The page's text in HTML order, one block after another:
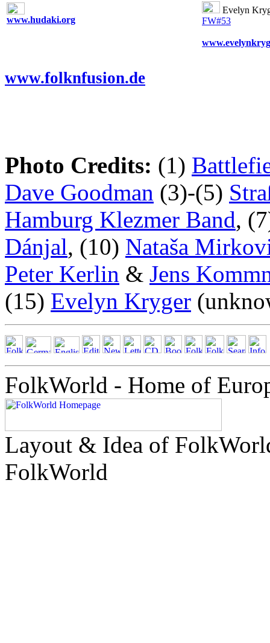
www.hudaki.org
Evelyn
FW#53
www.folknfusion.de
Photo Credits: (1)
Dave Goodman (3)-(5)
Hamburg Klezmer Band,
Dánjal, (10) Nataša
Peter Kerlin & Jens
(15) Evelyn Kryger
FolkWorld - Home of
Layout & Idea of
FolkWorld